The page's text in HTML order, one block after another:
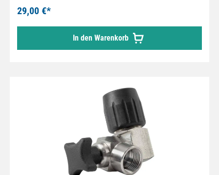
Viton Dichtungen
29,00 €*
In den Warenkorb